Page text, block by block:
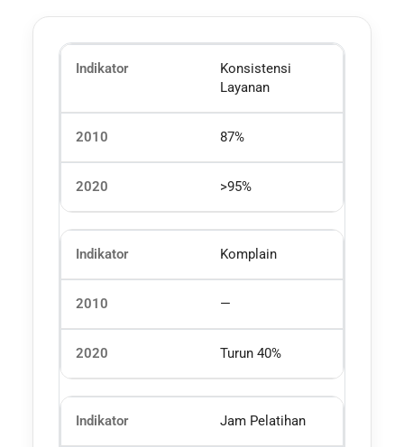
Konsistensi
Layanan
87%
>95%
Komplain
—
Turun 40%
Jam Pelatihan